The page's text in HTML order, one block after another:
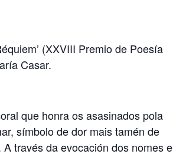
(XXVIII Premio de Poesía
Casar.
que honra os asasinados pola
símbolo de dor mais tamén de
través da evocación dos nomes e